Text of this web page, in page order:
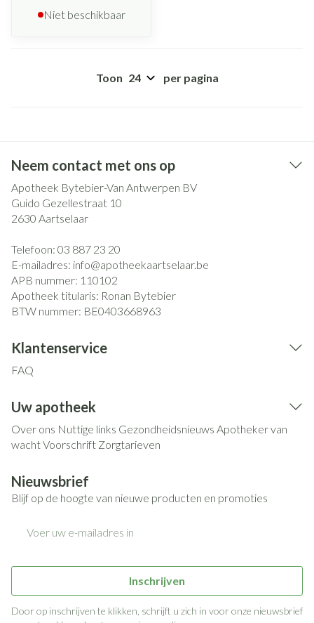
Niet beschikbaar
Toon per pagina
Neem contact met ons op
Apotheek Bytebier-Van Antwerpen BV
Guido Gezellestraat 10
2630 Aartselaar
Telefoon: 03 887 23 20
E-mailadres: info@apotheekaartselaar.be
APB nummer: 110102
Apotheek titularis: Ronan Bytebier
BTW nummer: BE0403668963
Klantenservice
FAQ
Uw apotheek
Over ons Nuttige links Gezondheidsnieuws Apotheker van
wachtVoorschrift Zorgtarieven
Nieuwsbrief
Blijf op de hoogte van nieuwe producten en promoties
Inschrijven
Door op inschrijven te klikken, schrijft u zich in voor onze nieuwsbrief